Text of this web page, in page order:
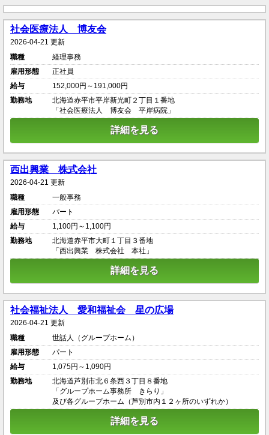
社会医療法人 博友会
2026-04-21 更新
職種
経理事務
雇用形態
正社員
給与
152,000円～191,000円
勤務地
北海道赤平市平岸新光町２丁目１番地
「社会医療法人 博友会 平岸病院」
詳細を見る
西出興業 株式会社
2026-04-21 更新
職種
一般事務
雇用形態
パート
給与
1,100円～1,100円
勤務地
北海道赤平市大町１丁目３番地
「西出興業 株式会社 本社」
詳細を見る
社会福祉法人 愛和福祉会 星の広場
2026-04-21 更新
職種
世話人（グループホーム）
雇用形態
パート
給与
1,075円～1,090円
勤務地
北海道芦別市北６条西３丁目８番地
「グループホーム事務所 きらり」
及び各グループホーム（芦別市内１２ヶ所のいずれか）
詳細を見る